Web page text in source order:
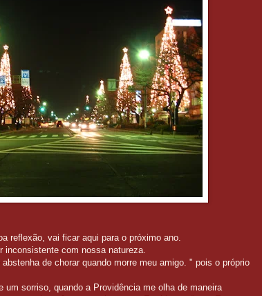
reflexão, vai ficar aqui para o próximo ano.
inconsistente com nossa natureza.
de chorar quando morre meu amigo. " pois o próprio
um sorriso, quando a Providência me olha de maneira